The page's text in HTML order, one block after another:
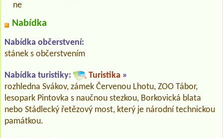
ne
Nabídka
Nabídka občerstvení:
stánek s občerstvením
Nabídka turistiky: Turistika »
rozhledna Svákov, zámek Červenou Lhotu, ZOO Tábor,
lesopark Pintovka s naučnou stezkou, Borkovická blata
nebo Stádlecký řetězový most, který je národní technickou
památkou.